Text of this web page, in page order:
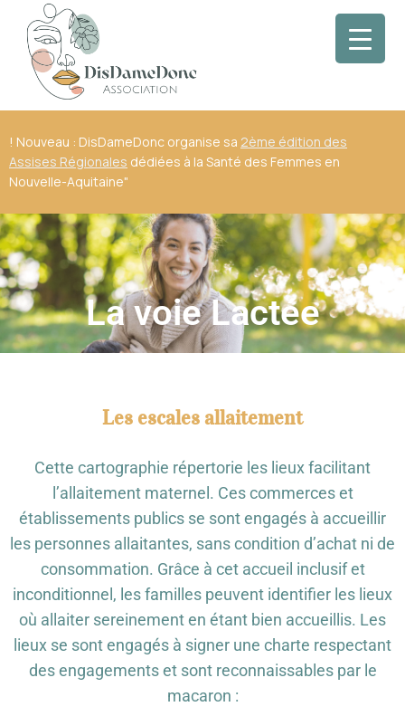
! Nouveau : DisDameDonc organise sa 2ème édition des
Assises Régionales dédiées à la Santé des Femmes en
Nouvelle-Aquitaine"
La voie Lactée
Les escales allaitement
Cette cartographie répertorie les lieux facilitant
l’allaitement maternel. Ces commerces et
établissements publics se sont engagés à accueillir
les personnes allaitantes, sans condition d’achat ni de
consommation. Grâce à cet accueil inclusif et
inconditionnel, les familles peuvent identifier les lieux
où allaiter sereinement en étant bien accueillis. Les
lieux se sont engagés à signer une charte respectant
des engagements et sont reconnaissables par le
macaron :